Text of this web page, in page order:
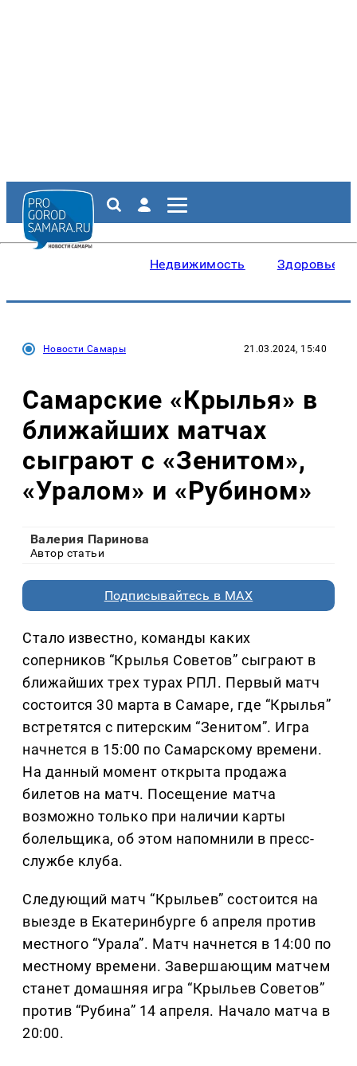
Недвижимость Здоровье
Новости Самары 21.03.2024, 15:40
Самарские «Крылья» в
ближайших матчах
сыграют с «Зенитом»,
«Уралом» и «Рубином»
Валерия Паринова
Автор статьи
Подписывайтесь в MAX
Стало известно, команды каких
соперников “Крылья Советов” сыграют в
ближайших трех турах РПЛ. Первый матч
состоится 30 марта в Самаре, где “Крылья”
встретятся с питерским “Зенитом”. Игра
начнется в 15:00 по Самарскому времени.
На данный момент открыта продажа
билетов на матч. Посещение матча
возможно только при наличии карты
болельщика, об этом напомнили в пресс-
службе клуба.
Следующий матч “Крыльев” состоится на
выезде в Екатеринбурге 6 апреля против
местного “Урала”. Матч начнется в 14:00 по
местному времени. Завершающим матчем
станет домашняя игра “Крыльев Советов”
против “Рубина” 14 апреля. Начало матча в
20:00.